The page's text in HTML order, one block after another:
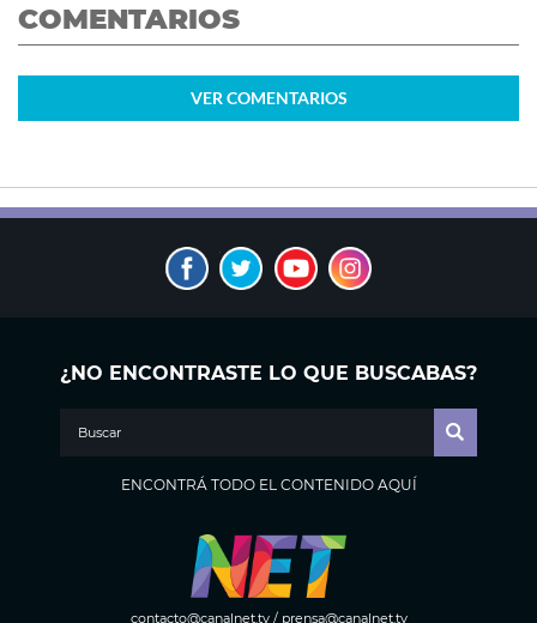
COMENTARIOS
VER COMENTARIOS
¿NO ENCONTRASTE LO QUE BUSCABAS?
ENCONTRÁ TODO EL CONTENIDO AQUÍ
contacto@canalnet.tv/ prensa@canalnet.tv